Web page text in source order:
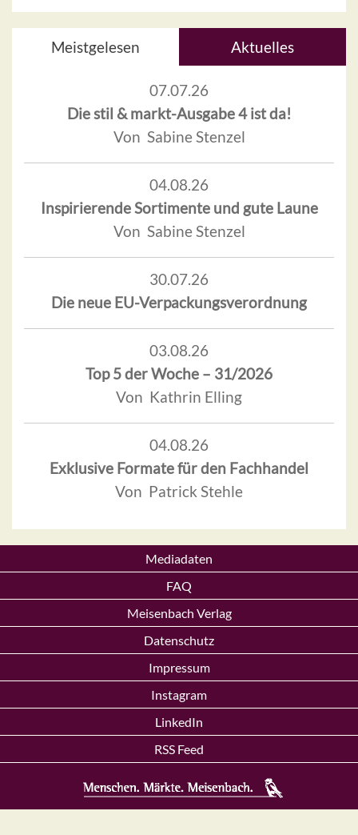
Meistgelesen Aktuelles
07.07.26
Die stil & markt-Ausgabe 4 ist da!
Von Sabine Stenzel
04.08.26
Inspirierende Sortimente und gute Laune
Von Sabine Stenzel
30.07.26
Die neue EU-Verpackungsverordnung
03.08.26
Top 5 der Woche – 31/2026
Von Kathrin Elling
04.08.26
Exklusive Formate für den Fachhandel
Von Patrick Stehle
Mediadaten
FAQ
Meisenbach Verlag
Datenschutz
Impressum
Instagram
LinkedIn
RSS Feed